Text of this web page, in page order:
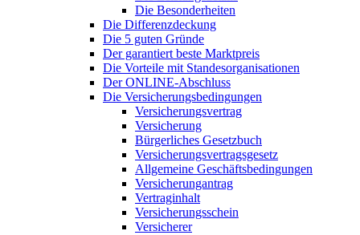
Die Besonderheiten
Die Differenzdeckung
Die 5 guten Gründe
Der garantiert beste Marktpreis
Die Vorteile mit Standesorganisationen
Der ONLINE-Abschluss
Die Versicherungsbedingungen
Versicherungsvertrag
Versicherung
Bürgerliches Gesetzbuch
Versicherungsvertragsgesetz
Allgemeine Geschäftsbedingungen
Versicherungantrag
Vertraginhalt
Versicherungsschein
Versicherer